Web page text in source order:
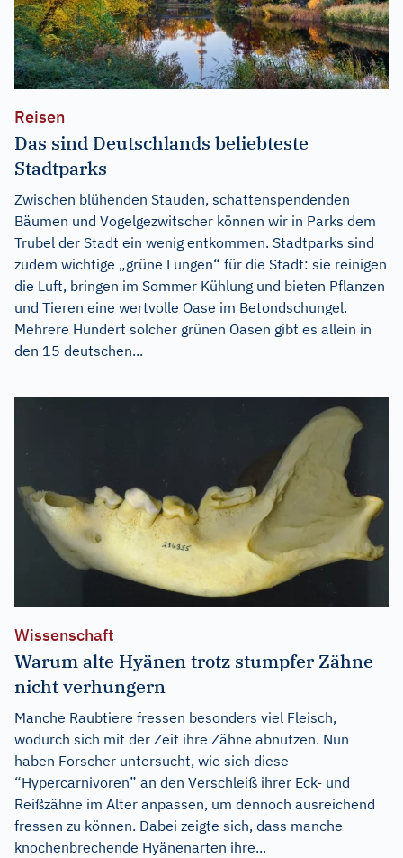
Reisen
Das sind Deutschlands beliebteste
Stadtparks
Zwischen blühenden Stauden, schattenspendenden
Bäumen und Vogelgezwitscher können wir in Parks dem
Trubel der Stadt ein wenig entkommen. Stadtparks sind
zudem wichtige „grüne Lungen“ für die Stadt: sie reinigen
die Luft, bringen im Sommer Kühlung und bieten Pflanzen
und Tieren eine wertvolle Oase im Betondschungel.
Mehrere Hundert solcher grünen Oasen gibt es allein in
den 15 deutschen...
Wissenschaft
Warum alte Hyänen trotz stumpfer Zähne
nicht verhungern
Manche Raubtiere fressen besonders viel Fleisch,
wodurch sich mit der Zeit ihre Zähne abnutzen. Nun
haben Forscher untersucht, wie sich diese
“Hypercarnivoren” an den Verschleiß ihrer Eck- und
Reißzähne im Alter anpassen, um dennoch ausreichend
fressen zu können. Dabei zeigte sich, dass manche
knochenbrechende Hyänenarten ihre...